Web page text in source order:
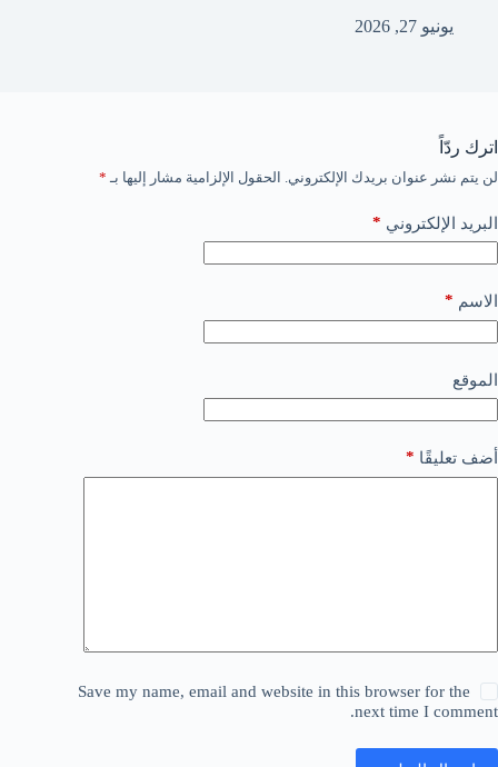
يونيو 27, 2026
اترك ردّاً
لن يتم نشر عنوان بريدك الإلكتروني. الحقول الإلزامية مشار إليها بـ *
البريد الإلكتروني *
الاسم *
الموقع
أضف تعليقًا *
Save my name, email and website in this browser for the
next time I comment.